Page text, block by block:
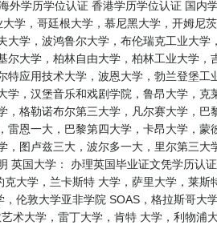
学历学位认证 香港学历学位认证 国内
学，哥廷根大学，慕尼黑大学，开姆尼
学，波鸿鲁尔大学，布伦瑞克工业大
大学，柏林自由大学，柏林工业大学
应用技术大学，波恩大学，勃兰登堡工
，汉堡音乐和戏剧学院，鲁昂大学，
格勒诺布尔第三大学，凡尔赛大学，
恩一大，巴黎第四大学，卡昂大学，
图卢兹三大，波尔多一大，里尔第三
英国大学： 办理英国毕业证文凭学历认
大学，兰卡斯特 大学，萨里大学，莱
伦敦大学亚非学院 SOAS，格拉斯哥大
术大学，雷丁大学，肯特 大学，利物浦